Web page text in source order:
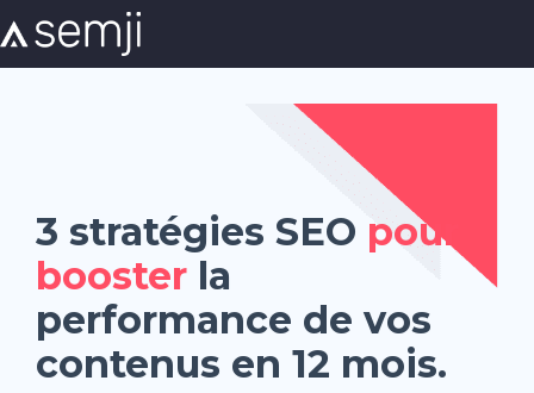
3 stratégies SEO pour
booster la
performance de vos
contenus en 12 mois.